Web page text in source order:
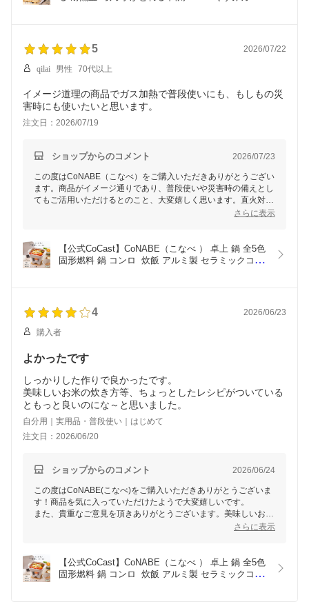
末永くご愛用いただけますと幸いです。
5 2026/07/22
qilai 男性 70代以上
イメージ道理の商品でガス加熱で普段使いにも、もしもの災
害時にも使いたいと思います。
注文日：2026/07/19
ショップからのコメント 2026/07/23
この度はCoNABE（こなべ）をご購入いただきありがとうござい
ます。商品がイメージ通りであり、普段使いや災害時の備えとし
てもご活用いただけるとのこと、大変嬉しく思います。直火対応
でコンパクトな設計ですので、日常の食卓から非常時まで幅広く
さらに表示
【公式CoCast】CoNABE（こなべ ） 卓上 鍋 全5色
固形燃料 鍋 コンロ  炊飯 アルミ製 セラミックコー
4 2026/06/23
購入者
よかったです
しっかりした作りで良かったです。
美味しいお米の炊き方等、ちょっとしたレシピがついている
ともっと良いのにな～と思いました。
自分用｜実用品・普段使い｜はじめて
注文日：2026/06/20
ショップからのコメント 2026/06/24
この度はCoNABE(こなべ)をご購入いただきありがとうございま
す！商品を気に入っていただけたようで大変嬉しいです。
また、貴重なご意見を頂きありがとうございます。美味しいお米
の炊き方や簡単なレシピのご要望については、今後の企画の参考
また何かございましたらお気軽にお知らせくださいませ。
さらに表示
【公式CoCast】CoNABE（こなべ ） 卓上 鍋 全5色
固形燃料 鍋 コンロ  炊飯 アルミ製 セラミックコー